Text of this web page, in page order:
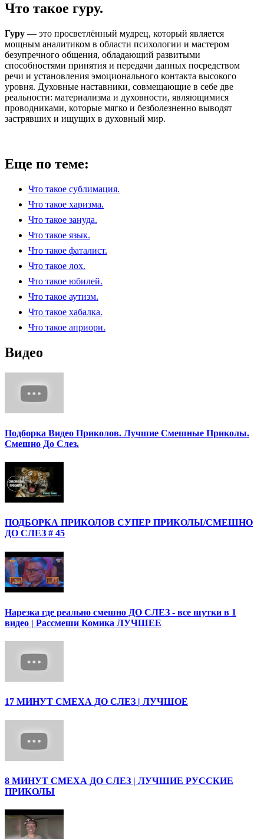
Что такое гуру.
Гуру — это просветлённый мудрец, который является
мощным аналитиком в области психологии и мастером
безупречного общения, обладающий развитыми
способностями принятия и передачи данных посредством
речи и установления эмоционального контакта высокого
уровня. Духовные наставники, совмещающие в себе две
реальности: материализма и духовности, являющимися
проводниками, которые мягко и безболезненно выводят
застрявших и ищущих в духовный мир.
Еще по теме:
Что такое сублимация.
Что такое харизма.
Что такое зануда.
Что такое язык.
Что такое фаталист.
Что такое лох.
Что такое юбилей.
Что такое аутизм.
Что такое хабалка.
Что такое априори.
Видео
Подборка Видео Приколов. Лучшие Смешные Приколы.
Смешно До Слез.
ПОДБОРКА ПРИКОЛОВ СУПЕР ПРИКОЛЫ/СМЕШНО
ДО СЛЕЗ # 45
Нарезка где реально смешно ДО СЛЕЗ - все шутки в 1
видео | Рассмеши Комика ЛУЧШЕЕ
17 МИНУТ СМЕХА ДО СЛЕЗ | ЛУЧШОЕ
8 МИНУТ СМЕХА ДО СЛЕЗ | ЛУЧШИЕ РУССКИЕ
ПРИКОЛЫ